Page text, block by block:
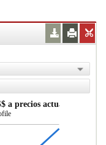
a precios actuales)